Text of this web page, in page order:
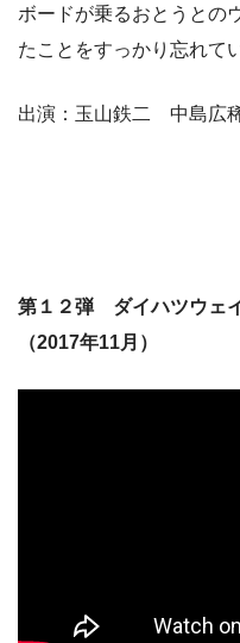
ボードが乗るおとうとの
たことをすっかり忘れて
出演：玉山鉄二 中島
第１２弾 ダイハツウェ
（2017年11月）